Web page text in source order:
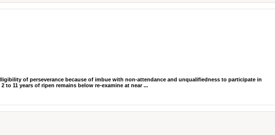
of perseverance because of imbue with non-attendance and unqualifiedness to participate in
11 years of ripen remains below re-examine at near ...